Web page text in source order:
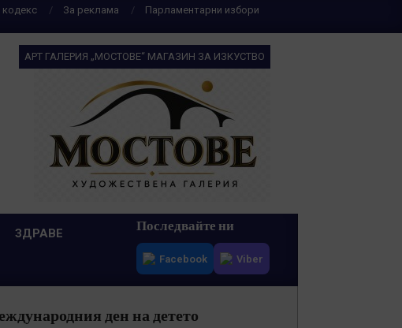
кодекс За реклама
Парламентарни избори
АРТ ГАЛЕРИЯ „МОСТОВЕ“ МАГАЗИН ЗА ИЗКУСТВО
ЗДРАВЕ Последвайте ни
Facebook Viber
ден на детето